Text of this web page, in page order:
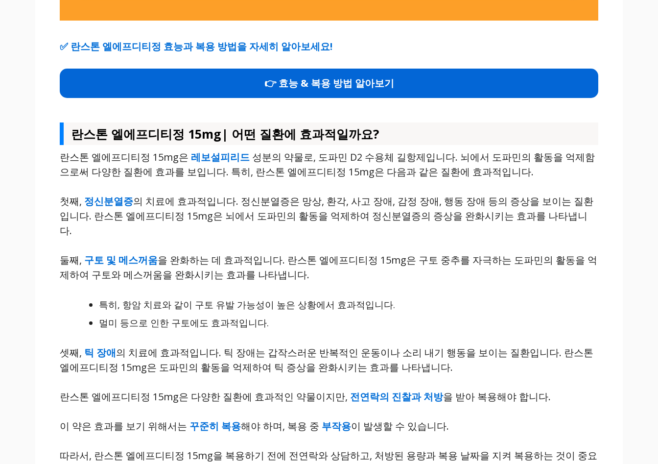
✅ 란스톤 엘에프디티정 효능과 복용 방법을 자세히 알아보세요!
👉 효능 & 복용 방법 알아보기
란스톤 엘에프디티정 15mg| 어떤 질환에 효과적일까요?
란스톤 엘에프디티정 15mg은 레보설피리드 성분의 약물로, 도파민 D2 수용체 길항제입니다. 뇌에서 도파민의 활동을 억제함
으로써 다양한 질환에 효과를 보입니다. 특히, 란스톤 엘에프디티정 15mg은 다음과 같은 질환에 효과적입니다.
첫째, 정신분열증의 치료에 효과적입니다. 정신분열증은 망상, 환각, 사고 장애, 감정 장애, 행동 장애 등의 증상을 보이는 질환
입니다. 란스톤 엘에프디티정 15mg은 뇌에서 도파민의 활동을 억제하여 정신분열증의 증상을 완화시키는 효과를 나타냅니
다.
둘째, 구토 및 메스꺼움을 완화하는 데 효과적입니다. 란스톤 엘에프디티정 15mg은 구토 중추를 자극하는 도파민의 활동을 억
제하여 구토와 메스꺼움을 완화시키는 효과를 나타냅니다.
특히, 항암 치료와 같이 구토 유발 가능성이 높은 상황에서 효과적입니다.
멀미 등으로 인한 구토에도 효과적입니다.
셋째, 틱 장애의 치료에 효과적입니다. 틱 장애는 갑작스러운 반복적인 운동이나 소리 내기 행동을 보이는 질환입니다. 란스톤
엘에프디티정 15mg은 도파민의 활동을 억제하여 틱 증상을 완화시키는 효과를 나타냅니다.
란스톤 엘에프디티정 15mg은 다양한 질환에 효과적인 약물이지만, 전연락의 진찰과 처방을 받아 복용해야 합니다.
이 약은 효과를 보기 위해서는 꾸준히 복용해야 하며, 복용 중 부작용이 발생할 수 있습니다.
따라서, 란스톤 엘에프디티정 15mg을 복용하기 전에 전연락와 상담하고, 처방된 용량과 복용 날짜을 지켜 복용하는 것이 중요